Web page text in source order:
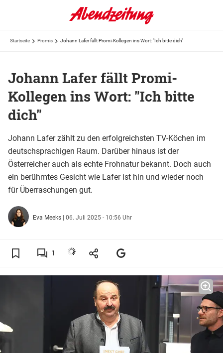
Startseite Promis Johann Lafer fällt Promi-Kollegen ins Wort: "Ich bitte dich"
Johann Lafer fällt Promi-
Kollegen ins Wort: "Ich bitte
dich"
Johann Lafer zählt zu den erfolgreichsten TV-Köchen im
deutschsprachigen Raum. Darüber hinaus ist der
Österreicher auch als echte Frohnatur bekannt. Doch auch
ein berühmtes Gesicht wie Lafer ist hin und wieder noch
für Überraschungen gut.
Eva Meeks | 06. Juli 2025 - 10:56 Uhr
1